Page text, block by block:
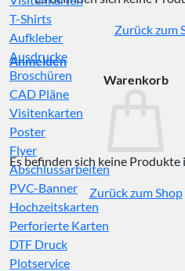
Zurück zum
Anmelden
Warenkorb
Es befinden sich keine Produkte
Zurück zum Shop
T-Shirts
Aufkleber
Ausdrucke
Broschüren
CAD Pläne
Visitenkarten
Poster
Flyer
Abschlussarbeiten
PVC-Banner
Hochzeitskarten
Perforierte Karten
DTF Druck
Plotservice